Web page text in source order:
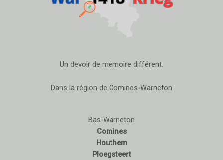
Un devoir de mémoire différent.
Dans la région de Comines-Warneton
Bas-Warneton
Comines
Houthem
Ploegsteert